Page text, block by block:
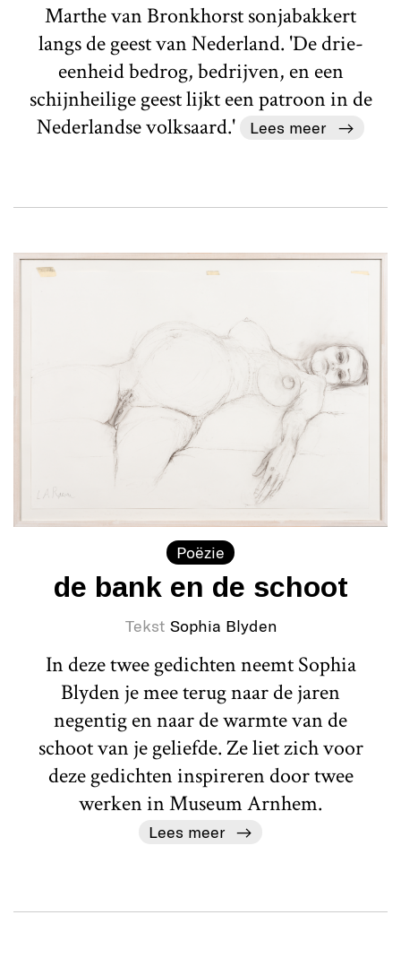
Marthe van Bronkhorst sonjabakkert
langs de geest van Nederland. 'De drie-
eenheid bedrog, bedrijven, en een
schijnheilige geest lijkt een patroon in de
Nederlandse volksaard.'
Lees meer
Poëzie
de bank en de schoot
Tekst Sophia Blyden
In deze twee gedichten neemt Sophia
Blyden je mee terug naar de jaren
negentig en naar de warmte van de
schoot van je geliefde. Ze liet zich voor
deze gedichten inspireren door twee
werken in Museum Arnhem.
Lees meer